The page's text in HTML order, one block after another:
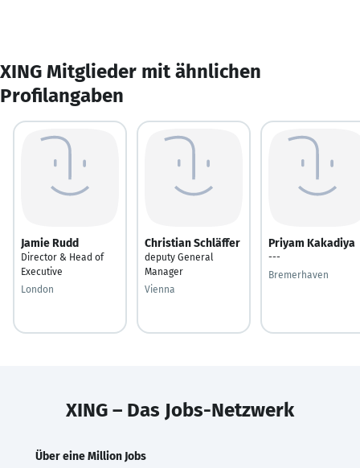
XING Mitglieder mit ähnlichen
Profilangaben
Jamie Rudd
Director & Head of
Executive
London
Christian Schläffer
deputy General
Manager
Vienna
Priyam Kakadiya
---
Bremerhaven
XING – Das Jobs-Netzwerk
Über eine Million Jobs